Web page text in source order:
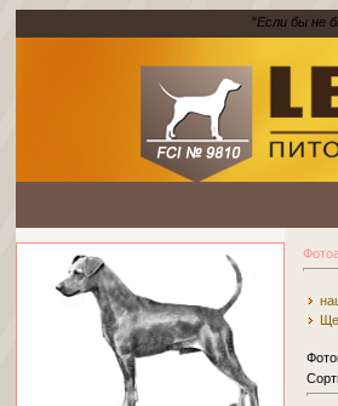
"Если бы не